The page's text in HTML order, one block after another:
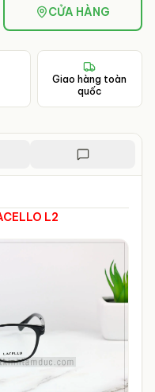
CỬA HÀNG
Giao hàng toàn
quốc
L2